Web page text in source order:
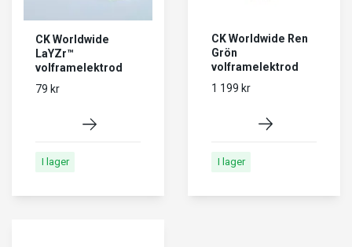
CK Worldwide
LaYZr™
volframelektrod
79 kr
I lager
CK Worldwide Ren
Grön
volframelektrod
1 199 kr
I lager